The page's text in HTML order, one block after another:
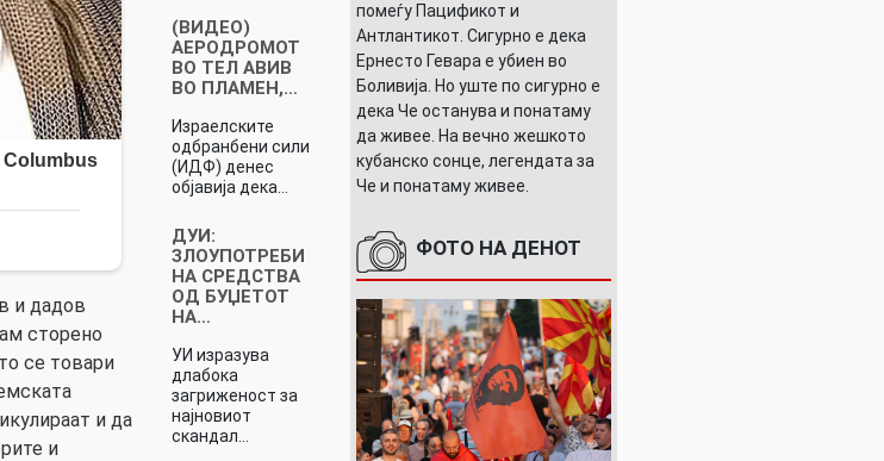
и дадов
сторено
се товари
и да
и
(ВИДЕО)
АЕРОДРОМОТ
ВО ТЕЛ АВИВ
ВО ПЛАМЕН,…
Израелските
одбранбени сили
(ИДФ) денес
објавија дека…
ДУИ:
ЗЛОУПОТРЕБИ
НА СРЕДСТВА
ОД БУЏЕТОТ
НА…
УИ изразува
длабока
загриженост за
најновиот
скандал…
помеѓу Пацификот и
Антлантикот. Сигурно е дека
Ернесто Гевара е убиен во
Боливија. Но уште по сигурно е
дека Че останува и понатаму
да живее. На вечно жешкото
кубанско сонце, легендата за
Че и понатаму живее.
ФОТО НА ДЕНОТ